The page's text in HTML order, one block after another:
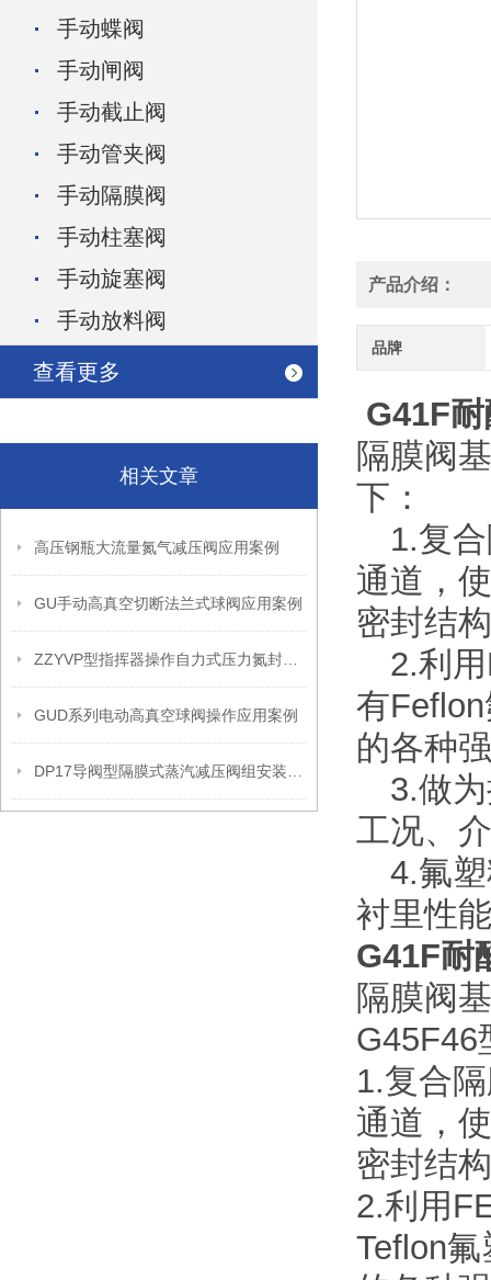
手动蝶阀
手动闸阀
手动截止阀
手动管夹阀
手动隔膜阀
手动柱塞阀
手动旋塞阀
手动放料阀
查看更多
相关文章
高压钢瓶大流量氮气减压阀应用案例
GU手动高真空切断法兰式球阀应用案例
GUD系列电动高真空球阀操作应用案例
产品介绍：
品牌
G41F
隔膜阀
下：
1.复合
通道，
密封结
2.利用
有
的各种
3.做为
工况、
4.氟塑
衬里性
G41F耐
隔膜阀
G45F46
1.复合
通道，
密封结
2.利用
Teflon